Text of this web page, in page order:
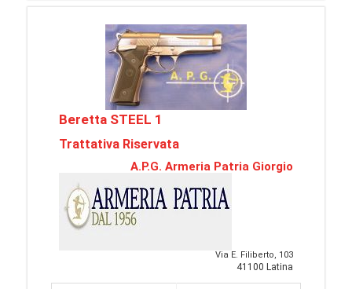
Beretta STEEL 1
Trattativa Riservata
A.P.G. Armeria Patria Giorgio
Via E. Filiberto, 103
41100 Latina